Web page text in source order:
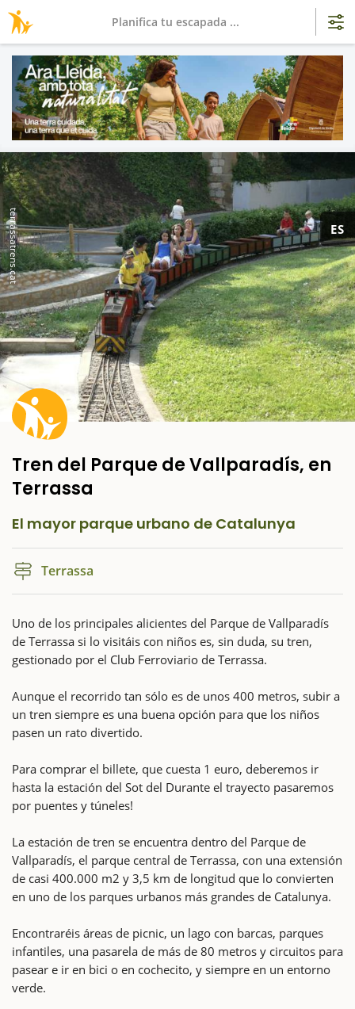
ES
Tren del Parque de Vallparadís, en
Terrassa
terrassatrens.cat
El mayor parque urbano de Catalunya
Terrassa
Uno de los principales alicientes del Parque de Vallparadís
de Terrassa si lo visitáis con niños es, sin duda, su tren,
gestionado por el Club Ferroviario de Terrassa.
Aunque el recorrido tan sólo es de unos 400 metros, subir a
un tren siempre es una buena opción para que los niños
pasen un rato divertido.
Para comprar el billete, que cuesta 1 euro, deberemos ir
hasta la estación del Sot del Durante el trayecto pasaremos
por puentes y túneles!
La estación de tren se encuentra dentro del Parque de
Vallparadís, el parque central de Terrassa, con una extensión
de casi 400.000 m2 y 3,5 km de longitud que lo convierten
en uno de los parques urbanos más grandes de Catalunya.
Encontraréis áreas de picnic, un lago con barcas, parques
infantiles, una pasarela de más de 80 metros y circuitos para
pasear e ir en bici o en cochecito, y siempre en un entorno
verde.
Planifica tu escapada ...